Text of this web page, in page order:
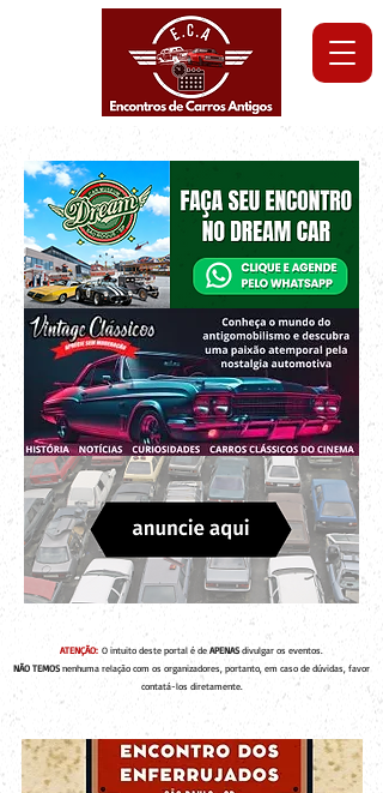
ATENÇÃO: O intuito deste portal é de APENASdivulgar os eventos.
NÃO TEMOS nenhuma relação com os organizadores, portanto, em caso de dúvidas, favor
contatá-los diretamente.